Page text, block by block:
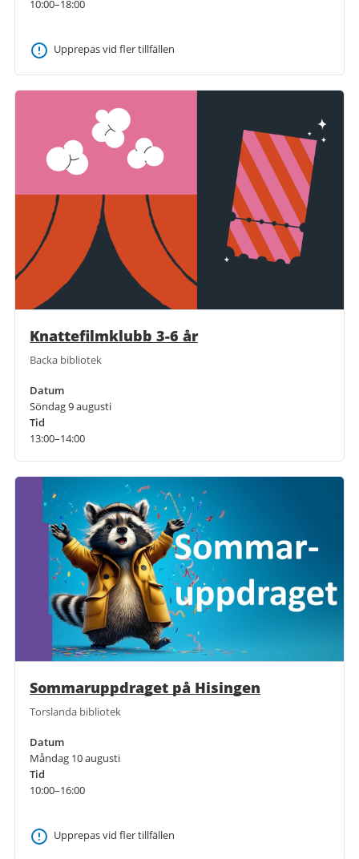
10:00–18:00
Upprepas vid fler tillfällen
Knattefilmklubb 3-6 år
Backa bibliotek
Datum
Söndag 9 augusti
Tid
13:00–14:00
Sommaruppdraget på Hisingen
Torslanda bibliotek
Datum
Måndag 10 augusti
Tid
10:00–16:00
Upprepas vid fler tillfällen